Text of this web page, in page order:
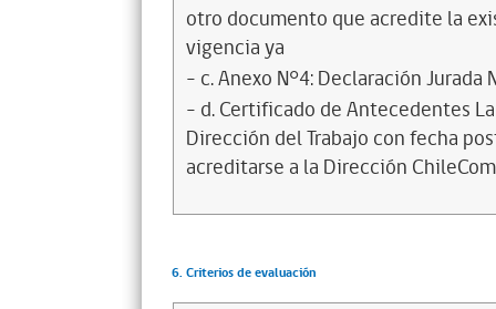
otro documento que acredite la
vigencia ya
- c. Anexo N°4: Declaración
- d. Certificado de Antecedentes
Dirección del Trabajo con fecha
acreditarse a la Dirección
6. Criterios de evaluación